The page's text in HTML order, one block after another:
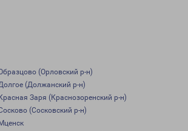
(Орловский р-н)
(Должанский р-н)
Заря (Краснозоренский р-н)
(Сосковский р-н)